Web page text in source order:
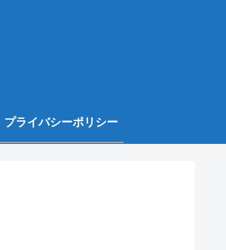
プライバシーポリシー